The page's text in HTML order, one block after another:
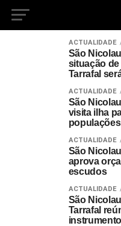
ACTUALIDADE
São
situação
Tarrafal
ACTUALIDADE
São
visita ilha
ACTUALIDADE
São
aprova
escudos
ACTUALIDADE
São
Tarrafal